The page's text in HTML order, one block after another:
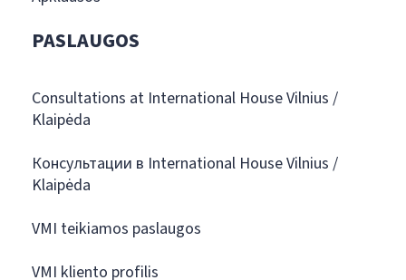
PASLAUGOS
Consultations at International House Vilnius /
Klaipėda
Консультации в International House Vilnius /
Klaipėda
VMI teikiamos paslaugos
VMI kliento profilis